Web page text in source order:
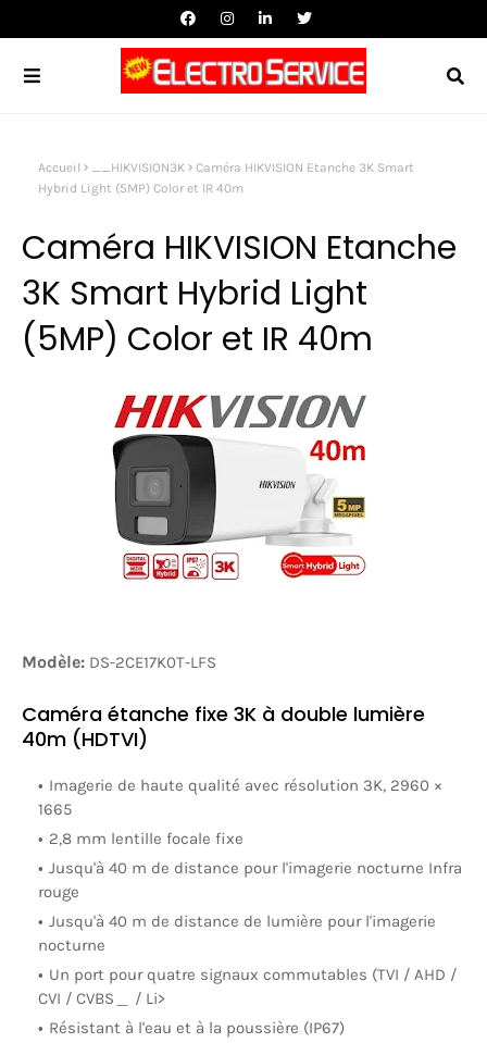
Accueil __HIKVISION3K
Caméra HIKVISION Etanche 3K Smart
Hybrid Light (5MP) Color et IR 40m
Caméra HIKVISION Etanche
3K Smart Hybrid Light
(5MP) Color et IR 40m
Modèle: DS-2CE17K0T-LFS
Caméra étanche fixe 3K à double lumière
40m (HDTVI)
Imagerie de haute qualité avec résolution 3K, 2960 ×
1665
2,8 mm lentille focale fixe
Jusqu'à 40 m de distance pour l'imagerie nocturne Infra
rouge
Jusqu'à 40 m de distance de lumière pour l'imagerie
nocturne
Un port pour quatre signaux commutables (TVI / AHD /
CVI / CVBS＿ / Li>
Résistant à l'eau et à la poussière (IP67)